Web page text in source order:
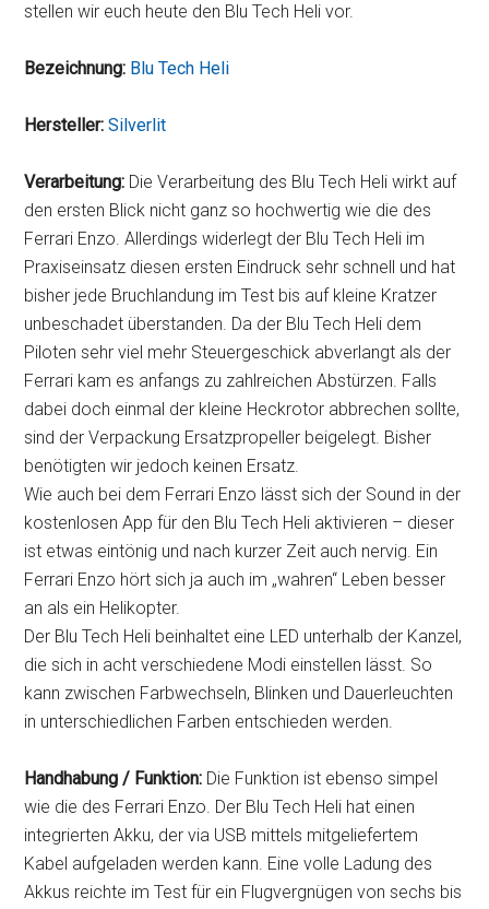
stellen wir euch heute den Blu Tech Heli vor.
Bezeichnung: Blu Tech Heli
Hersteller: Silverlit
Verarbeitung: Die Verarbeitung des Blu Tech Heli wirkt auf
den ersten Blick nicht ganz so hochwertig wie die des
Ferrari Enzo. Allerdings widerlegt der Blu Tech Heli im
Praxiseinsatz diesen ersten Eindruck sehr schnell und hat
bisher jede Bruchlandung im Test bis auf kleine Kratzer
unbeschadet überstanden. Da der Blu Tech Heli dem
Piloten sehr viel mehr Steuergeschick abverlangt als der
Ferrari kam es anfangs zu zahlreichen Abstürzen. Falls
dabei doch einmal der kleine Heckrotor abbrechen sollte,
sind der Verpackung Ersatzpropeller beigelegt. Bisher
benötigten wir jedoch keinen Ersatz.
Wie auch bei dem Ferrari Enzo lässt sich der Sound in der
kostenlosen App für den Blu Tech Heli aktivieren – dieser
ist etwas eintönig und nach kurzer Zeit auch nervig. Ein
Ferrari Enzo hört sich ja auch im „wahren“ Leben besser
an als ein Helikopter.
Der Blu Tech Heli beinhaltet eine LED unterhalb der Kanzel,
die sich in acht verschiedene Modi einstellen lässt. So
kann zwischen Farbwechseln, Blinken und Dauerleuchten
in unterschiedlichen Farben entschieden werden.
Handhabung / Funktion: Die Funktion ist ebenso simpel
wie die des Ferrari Enzo. Der Blu Tech Heli hat einen
integrierten Akku, der via USB mittels mitgeliefertem
Kabel aufgeladen werden kann. Eine volle Ladung des
Akkus reichte im Test für ein Flugvergnügen von sechs bis